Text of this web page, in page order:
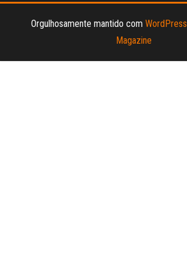
Orgulhosamente mantido com WordPress
Magazine